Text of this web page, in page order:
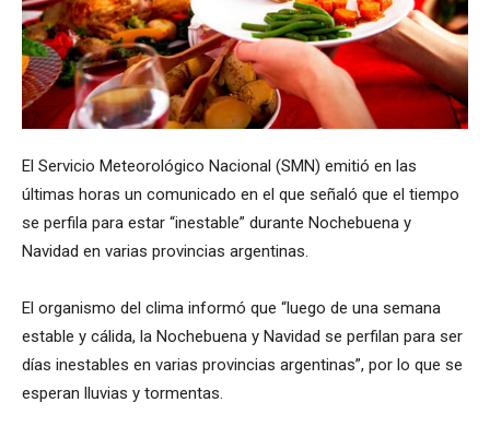
El Servicio Meteorológico Nacional (SMN) emitió en las
últimas horas un comunicado en el que señaló que el tiempo
se perfila para estar “inestable” durante Nochebuena y
Navidad en varias provincias argentinas.
El organismo del clima informó que “luego de una semana
estable y cálida, la Nochebuena y Navidad se perfilan para ser
días inestables en varias provincias argentinas”, por lo que se
esperan lluvias y tormentas.